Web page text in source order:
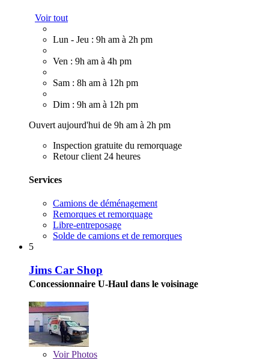
Voir tout
Lun - Jeu : 9h am à 2h pm
Ven : 9h am à 4h pm
Sam : 8h am à 12h pm
Dim : 9h am à 12h pm
Ouvert aujourd'hui de 9h am à 2h pm
Inspection gratuite du remorquage
Retour client 24 heures
Services
Camions de déménagement
Remorques et remorquage
Libre-entreposage
Solde de camions et de remorques
5
Jims Car Shop
Concessionnaire U-Haul dans le voisinage
VoirPhotos